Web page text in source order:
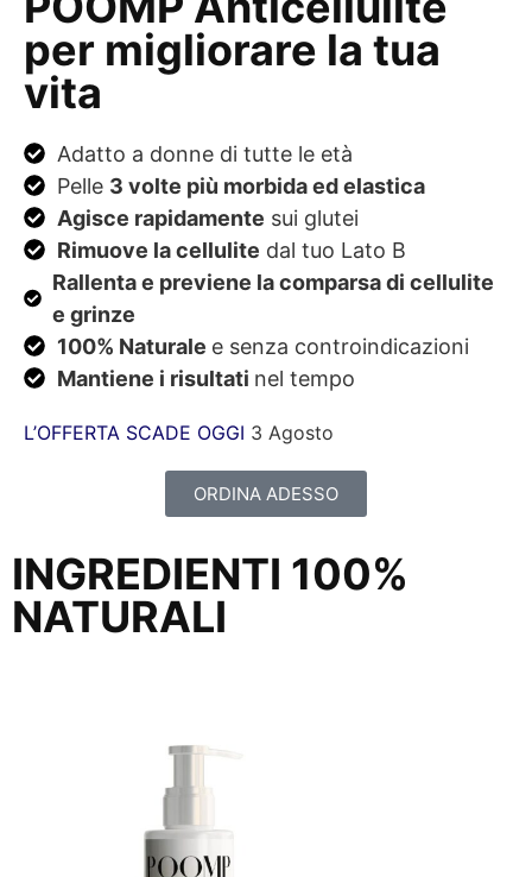
per migliorare la tua
vita
Adatto a donne di tutte le età
Pelle 3 volte più morbida ed elastica
Agisce rapidamente sui glutei
Rimuove la cellulite dal tuo Lato B
Rallenta e previene la comparsa di cellulite
e grinze
100% Naturale e senza controindicazioni
Mantiene i risultati nel tempo
L’OFFERTA SCADE OGGI 3 Agosto
ORDINA ADESSO
INGREDIENTI 100%
NATURALI